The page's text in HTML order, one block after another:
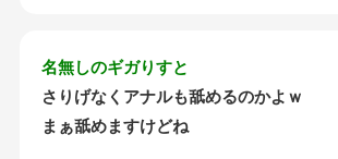
名無しのギガりすと
さりげなくアナルも舐めるのかよｗ
まぁ舐めますけどね